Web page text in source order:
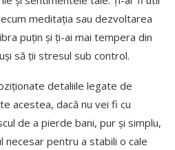
meditația sau dezvoltarea
puțin și ți-ai mai tempera din
să ții stresul sub control.
detaliile legate de
acestea, dacă nu vei fi cu
de a pierde bani, pur și simplu,
necesar pentru a stabili o cale